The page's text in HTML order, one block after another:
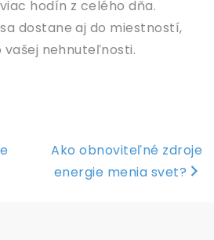
hodín z celého dňa.
dostane aj do miestností,
nehnuteľnosti.
Ako obnoviteľné zdroje
energie menia svet?